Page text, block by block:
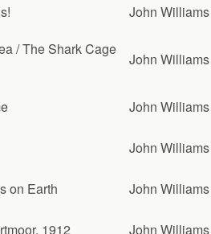
John Williams
/ The Shark Cage
John Williams
John Williams
John Williams
on Earth John Williams
1912 John Williams